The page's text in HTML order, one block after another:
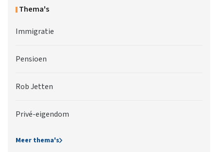
Thema's
Immigratie
Pensioen
Rob Jetten
Privé-eigendom
Meer thema's